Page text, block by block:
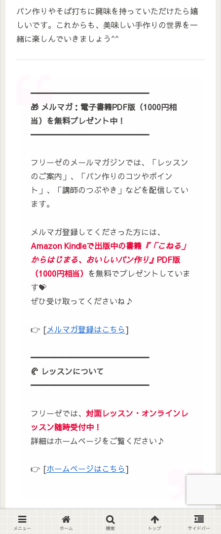
パン作りやそば打ちに興味を持っていただけたら嬉
しいです。これからも、美味しい手作りの世界を一
緒に楽しんでいきましょう^^
━━━━━━━━━━━━━━━
🎁 メルマガ：電子書籍PDF版（1000円相
当）を無料プレゼント中！
━━━━━━━━━━━━━━━
フリーゼのメールマガジンでは、「レッスン
のご案内」、「パン作りのコツやポイン
ト」、「講師のつぶやき」などを配信してい
ます。
メルマガ登録してくださった方には、
Amazon Kindleで出版中の書籍『「こねる」
からはじまる、おいしいパン作り』 PDF版
（1000円相当） を無料でプレゼントしていま
す💝
ぜひ受け取ってくださいね♪
👉 [メルマガ登録はこちら]
━━━━━━━━━━━━━━━
🥐 レッスンについて
━━━━━━━━━━━━━━━
フリーゼでは、 対面レッスン・オンラインレ
ッスン随時受付中！
詳細はホームページをご覧ください♪
👉 [ホームページはこちら]
メニュー ホーム 検索 トップ サイドバー